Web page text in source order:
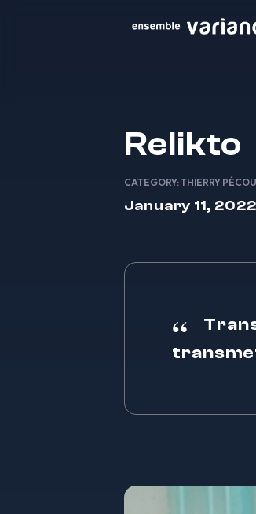
Relikto
CATEGORY:THIERRY PÉCOU
January 11, 2022